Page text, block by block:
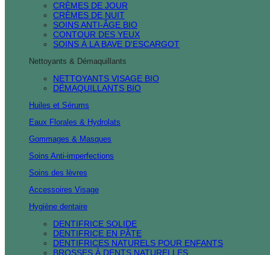
CRÈMES DE JOUR
CRÈMES DE NUIT
SOINS ANTI-ÂGE BIO
CONTOUR DES YEUX
SOINS À LA BAVE D'ESCARGOT
Nettoyants & Démaquillants
NETTOYANTS VISAGE BIO
DÉMAQUILLANTS BIO
Huiles et Sérums
Eaux Florales & Hydrolats
Gommages & Masques
Soins Anti-imperfections
Soins des lèvres
Accessoires Visage
Hygiène dentaire
DENTIFRICE SOLIDE
DENTIFRICE EN PÂTE
DENTIFRICES NATURELS POUR ENFANTS
BROSSES À DENTS NATURELLES